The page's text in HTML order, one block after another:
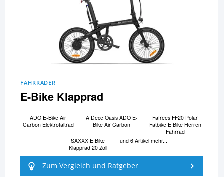
FAHRRÄDER
E-Bike Klapprad
ADO E-Bike Air
Carbon Elektrofaltrad
A Dece Oasis ADO E-
Bike Air Carbon
Fafrees FF20 Polar
Fatbike E Bike Herren
Fahrrad
SAXXX E Bike
Klapprad 20 Zoll
und 6 Artikel mehr...
Zum Vergleich und Ratgeber